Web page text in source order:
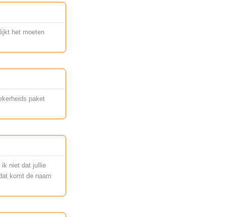
het moeten
paket
ik niet dat jullie
komt de naam